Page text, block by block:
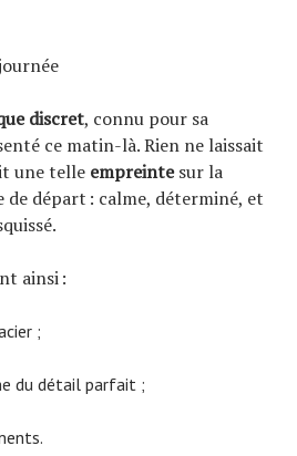
discret, connu pour sa
ce matin-là. Rien ne laissait
une telle empreintesur la
de départ : calme, déterminé, et
ainsi :
;
du détail parfait ;